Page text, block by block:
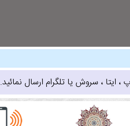
، سروش یا تلگرام ارسال نمائید.